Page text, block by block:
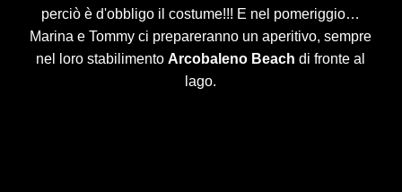
perciò è d'obbligo il costume!!! E nel pomeriggio…
Marina e Tommy ci prepareranno un aperitivo, sempre
nel loro stabilimentoArcobaleno Beach di fronte al
lago.